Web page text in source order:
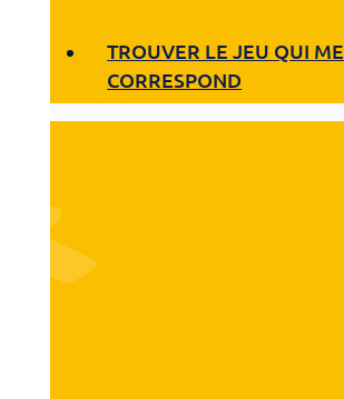
TROUVER LE JEU QUI ME
CORRESPOND